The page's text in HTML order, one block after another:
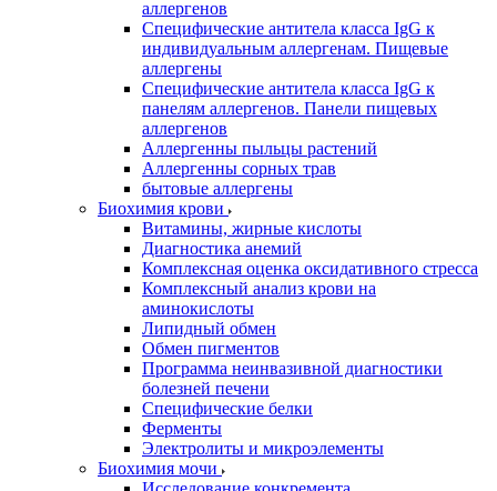
аллергенов
Специфические антитела класса IgG к
индивидуальным аллергенам. Пищевые
аллергены
Специфические антитела класса IgG к
панелям аллергенов. Панели пищевых
аллергенов
Аллергенны пыльцы растений
Аллергенны сорных трав
бытовые аллергены
Биохимия крови
Витамины, жирные кислоты
Диагностика анемий
Комплексная оценка оксидативного стресса
Комплексный анализ крови на
аминокислоты
Липидный обмен
Обмен пигментов
Программа неинвазивной диагностики
болезней печени
Специфические белки
Ферменты
Электролиты и микроэлементы
Биохимия мочи